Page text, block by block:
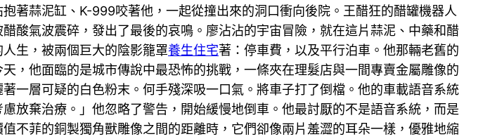
著蒜泥缸、K-999咬著他，一起從撞出來的洞口衝向後院。王醋狂的醋罐機器人
酸氣波震碎，發出了最後的哀鳴。廖沾沾的宇宙冒險，就在這片蒜泥、中藥和醋
生，被兩個巨大的陰影籠罩養生住宅著：停車費，以及平行泊車。他那輛老舊的
，他面臨的是城市傳說中最恐怖的挑戰，一條夾在理髮店與一間專賣金屬雕像的
一層可疑的白色粉末。何手殘深吸一口氣。將車子打了倒檔。他的車載語音系統
放棄治療。」他忽略了警告，開始緩慢地倒車。他最討厭的不是語音系統，而是
不菲的銅製獨角獸雕像之間的距離時，它們卻像兩片羞澀的耳朵一樣，優雅地縮